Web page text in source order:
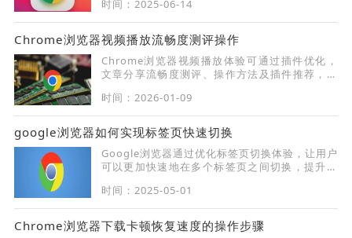
时间：2025-06-14
Chrome浏览器视频播放流畅度测评操作
Chrome浏览器视频播放体验可通过插件优化，
文章分享流畅度测评、操作方法及插件推荐，帮
时间：2026-01-09
google浏览器如何实现标签页快速切换
Google浏览器通过优化标签页切换体验，让用户
可以更加快速地在多个标签页之间切换，提升浏
时间：2025-05-01
Chrome浏览器下载卡顿恢复速度的操作步骤